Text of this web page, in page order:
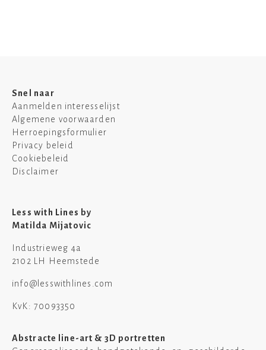
Snel naar
Aanmelden interesselijst
Algemene voorwaarden
Herroepingsformulier
Privacy beleid
Cookiebeleid
Disclaimer
Less with Lines by
Matilda Mijatovic
Industrieweg 4a
2102 LH Heemstede
info@lesswithlines.com
KvK: 70093350
Abstracte line-art & 3D portretten